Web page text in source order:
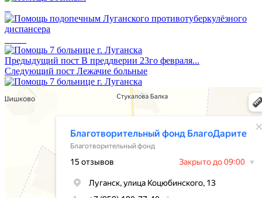
Предыдущий пост В преддверии 23го февраля...
Следующий пост Лежачие больные